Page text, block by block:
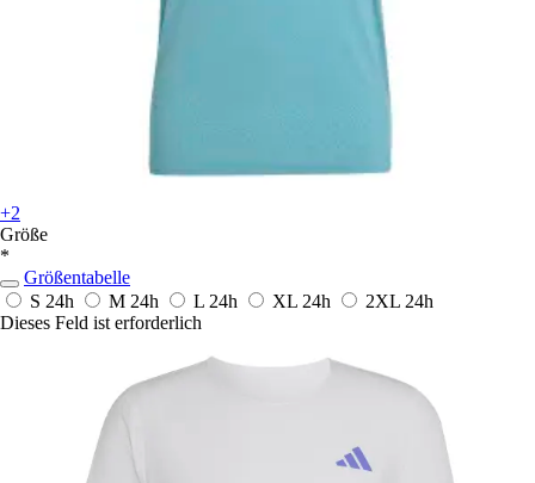
+2
Größe
*
Größentabelle
S 24h M 24h L 24h XL 24h 2XL 24h
Dieses Feld ist erforderlich